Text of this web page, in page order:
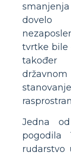
dovelo
tvrtke bile
također
Jedna
pogodila
rudarstvo